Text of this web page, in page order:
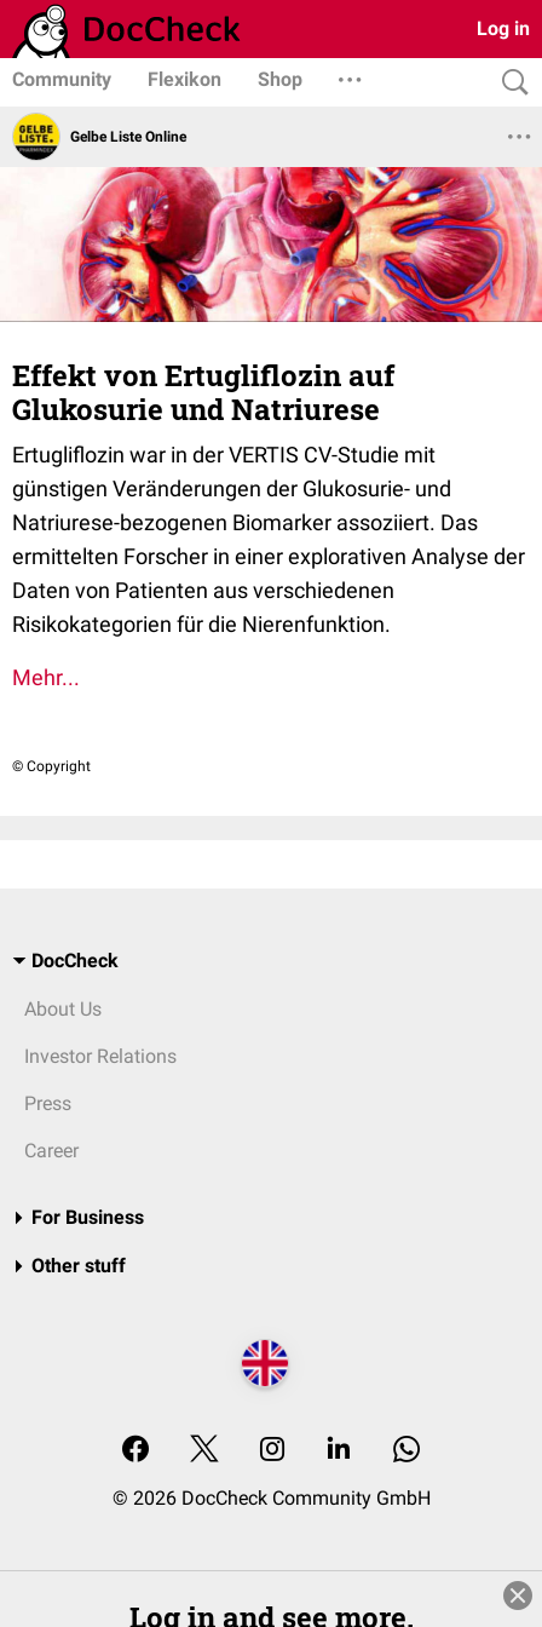
Log in
Community Flexikon Shop
Gelbe Liste Online
Effekt von Ertugliflozin auf
Glukosurie und Natriurese
Ertugliflozin war in der VERTIS CV-Studie mit
günstigen Veränderungen der Glukosurie- und
Natriurese-bezogenen Biomarker assoziiert. Das
ermittelten Forscher in einer explorativen Analyse der
Daten von Patienten aus verschiedenen
Risikokategorien für die Nierenfunktion.
Mehr...
© Copyright
DocCheck
About Us
Investor Relations
Press
Career
For Business
Other stuff
© 2026 DocCheck Community GmbH
Log in and see more.